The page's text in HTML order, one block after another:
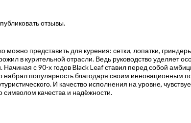
отзывы.
можно представить для курения: сетки, лопатки,
в курительной отрасли. Ведь руководство уделяет
с 90-х годов Black Leaf ставил перед собой
популярность благодаря своим инновационным
И качество исполнения на уровне,
символом качества и надёжности.